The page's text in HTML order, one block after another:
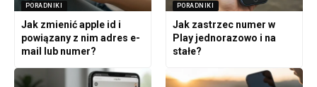
PORADNIKI
Jak zmienić apple id i
powiązany z nim adres e-
mail lub numer?
PORADNIKI
Jak zastrzec numer w
Play jednorazowo i na
stałe?